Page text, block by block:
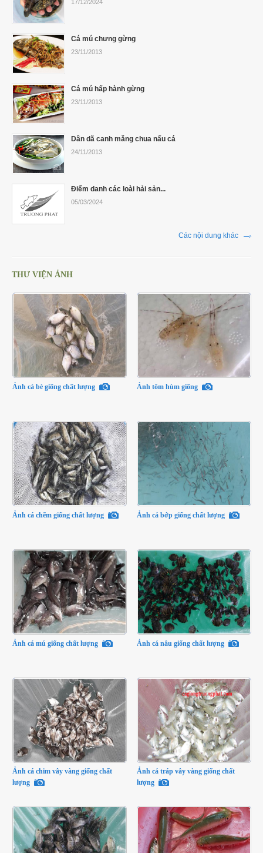
17/12/2024
Cá mú chưng gừng
23/11/2013
Cá mú hấp hành gừng
23/11/2013
Dân dã canh măng chua nấu cá
24/11/2013
Điểm danh các loài hải sản...
05/03/2024
Các nội dung khác
THƯ VIỆN ẢNH
Ảnh cá bè giống chất lượng Ảnh tôm hùm giống
Ảnh cá chẽm giống chất lượng Ảnh cá bớp giống chất lượng
Ảnh cá mú giống chất lượng Ảnh cá nâu giống chất lượng
Ảnh cá chim vây vàng giống chất
lượng
Ảnh cá tráp vây vàng giống chất
lượng